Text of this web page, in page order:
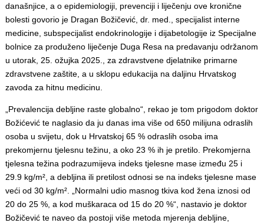
današnjice, a o epidemiologiji, prevenciji i liječenju ove kronične
bolesti govorio je Dragan Božičević, dr. med., specijalist interne
medicine, subspecijalist endokrinologije i dijabetologije iz Specijalne
bolnice za produženo liječenje Duga Resa na predavanju održanom
u utorak, 25. ožujka 2025., za zdravstvene djelatnike primarne
zdravstvene zaštite, a u sklopu edukacija na daljinu Hrvatskog
zavoda za hitnu medicinu.
„Prevalencija debljine raste globalno“, rekao je tom prigodom doktor
Božićević te naglasio da ju danas ima više od 650 milijuna odraslih
osoba u svijetu, dok u Hrvatskoj 65 % odraslih osoba ima
prekomjernu tjelesnu težinu, a oko 23 % ih je pretilo. Prekomjerna
tjelesna težina podrazumijeva indeks tjelesne mase između 25 i
29.9 kg/m², a debljina ili pretilost odnosi se na indeks tjelesne mase
veći od 30 kg/m². „Normalni udio masnog tkiva kod žena iznosi od
20 do 25 %, a kod muškaraca od 15 do 20 %“, nastavio je doktor
Božičević te naveo da postoji više metoda mjerenja debljine,